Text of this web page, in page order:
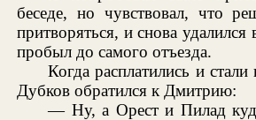
беседе, но чувствовал, что
притворяться, и снова удалился
пробыл до самого отъезда.
Когда расплатились и
Дубков обратился к Дмитрию:
— Ну, а Орест и Пилад